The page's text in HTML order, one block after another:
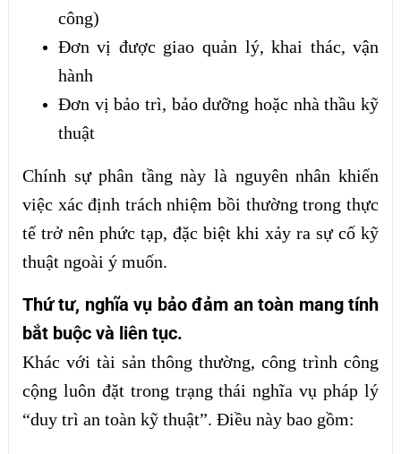
công)
Đơn vị được giao quản lý, khai thác, vận
hành
Đơn vị bảo trì, bảo dưỡng hoặc nhà thầu kỹ
thuật
Chính sự phân tầng này là nguyên nhân khiến
việc xác định trách nhiệm bồi thường trong thực
tế trở nên phức tạp, đặc biệt khi xảy ra sự cố kỹ
thuật ngoài ý muốn.
Thứ tư, nghĩa vụ bảo đảm an toàn mang tính
bắt buộc và liên tục.
Khác với tài sản thông thường, công trình công
cộng luôn đặt trong trạng thái nghĩa vụ pháp lý
“duy trì an toàn kỹ thuật”. Điều này bao gồm: